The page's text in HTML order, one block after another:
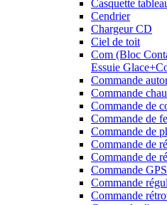
Casquette
Cendrier
Chargeur CD
Ciel de toit
Com (Bloc
Essuie
Commande
Commande
Commande de
Commande de
Commande de
Commande de
Commande de
Commande GPS
Commande
Commande